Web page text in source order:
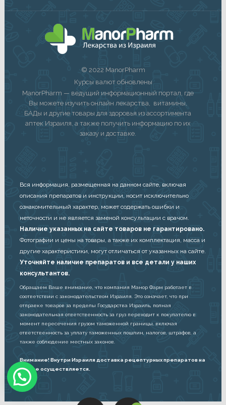
© 2022 ManorPharm
Курсы валют обновлены
ManorPharm — ведущий информационный портал, где
Вы можете изучить онлайн лекарства, витамины,
БАДы и другие товары для здоровья из ассортимента
аптек Израиля, а также получить информацию по их
заказу и доставке.
Вся информация, размещенная на данном сайте, включая
описания препаратов и инструкции, носит исключительно
ознакомительный характер, может содержать ошибки и
неточности и не является заменой консультации с врачом.
Наличие указанных на сайте товаров не гарантировано.
Фотографии и цены на товары, а также их комплектация, масса и
другие характеристики, могут отличаться от указанных на сайте.
Уточняйте наличие препаратов и все детали у наших
консультантов.
Обращаем Ваше внимание, что компания Манор Фарм работает в
соответствии с законодательством Израиля. Это означает, что при
отправке товаров за пределы Государства Израиль, полная
законодательная ответственность за груз переходит к покупателю в
момент пересечения грузом таможенной границы, включая
ответственность за уплату таможенных пошлин, налогов, штрафов, а
также соблюдение местных законов.
Внимание! Внутри Израиля доставка рецептурных препаратов на
дом не осуществляется.